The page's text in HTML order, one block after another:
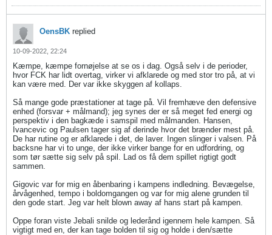
OensBK replied
10-09-2022, 22:24
Kæmpe, kæmpe fornøjelse at se os i dag. Også selv i de perioder,
hvor FCK har lidt overtag, virker vi afklarede og med stor tro på, at vi
kan være med. Der var ikke skyggen af kollaps.
Så mange gode præstationer at tage på. Vil fremhæve den defensive
enhed (forsvar + målmand); jeg synes der er så meget fed energi og
perspektiv i den bagkæde i samspil med målmanden. Hansen,
Ivancevic og Paulsen tager sig af derinde hvor det brænder mest på.
De har rutine og er afklarede i det, de laver. Ingen slinger i valsen. På
backsne har vi to unge, der ikke virker bange for en udfordring, og
som tør sætte sig selv på spil. Lad os få dem spillet rigtigt godt
sammen.
Gigovic var for mig en åbenbaring i kampens indledning. Bevægelse,
årvågenhed, tempo i boldomgangen og var for mig alene grunden til
den gode start. Jeg var helt blown away af hans start på kampen.
Oppe foran viste Jebali snilde og lederånd igennem hele kampen. Så
vigtigt med en, der kan tage bolden til sig og holde i den/sætte